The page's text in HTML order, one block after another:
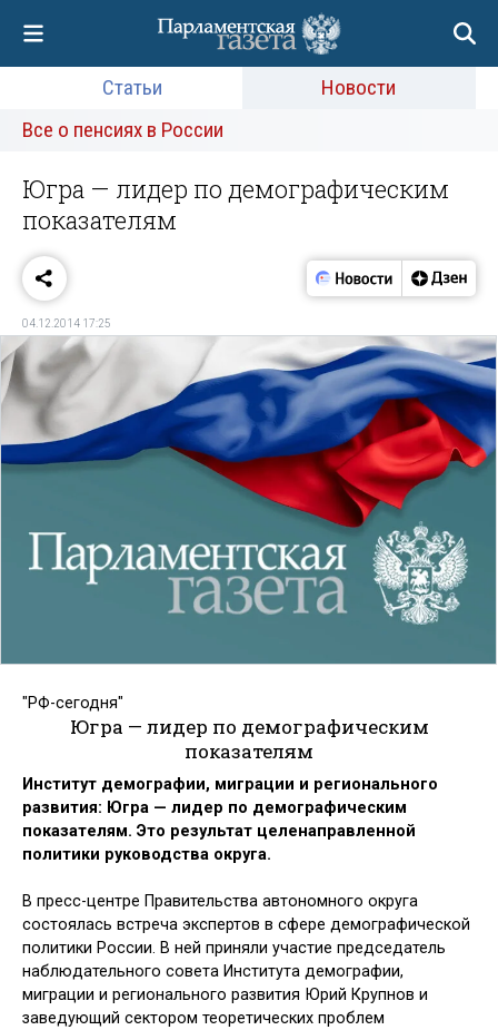
Статьи
Новости
Все о пенсиях в России
Югра — лидер по демографическим
показателям
04.12.2014 17:25
"РФ-сегодня"
Югра — лидер по демографическим
показателям
Институт демографии, миграции и регионального
развития: Югра — лидер по демографическим
показателям. Это результат целенаправленной
политики руководства округа.
В пресс-центре Правительства автономного округа
состоялась встреча экспертов в сфере демографической
политики России. В ней приняли участие председатель
наблюдательного совета Института демографии,
миграции и регионального развития Юрий Крупнов и
заведующий сектором теоретических проблем